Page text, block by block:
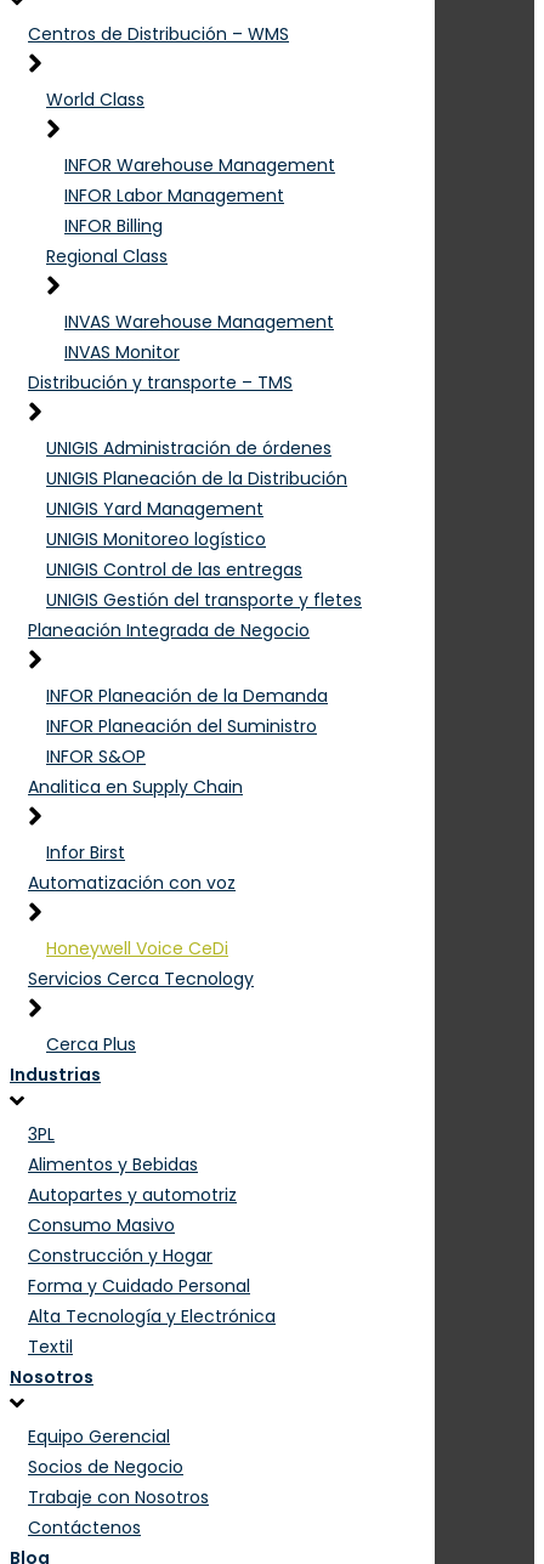
Centros de Distribución – WMS
World Class
INFOR Warehouse Management
INFOR Labor Management
INFOR Billing
Regional Class
INVAS Warehouse Management
INVAS Monitor
Distribución y transporte – TMS
UNIGIS Administración de órdenes
UNIGIS Planeación de la Distribución
UNIGIS Yard Management
UNIGIS Monitoreo logístico
UNIGIS Control de las entregas
UNIGIS Gestión del transporte y fletes
Planeación Integrada de Negocio
INFOR Planeación de la Demanda
INFOR Planeación del Suministro
INFOR S&OP
Analitica en Supply Chain
Infor Birst
Automatización con voz
Honeywell Voice CeDi
Servicios Cerca Tecnology
Cerca Plus
Industrias
3PL
Alimentos y Bebidas
Autopartes y automotriz
Consumo Masivo
Construcción y Hogar
Forma y Cuidado Personal
Alta Tecnología y Electrónica
Textil
Nosotros
Equipo Gerencial
Socios de Negocio
Trabaje con Nosotros
Contáctenos
Blog